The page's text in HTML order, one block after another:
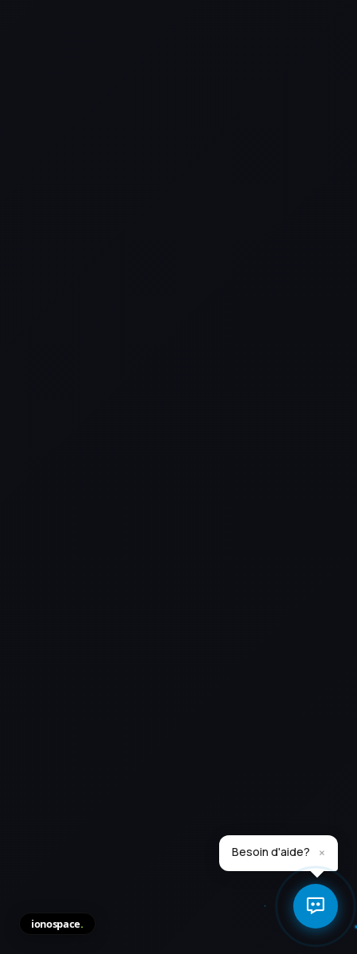
ionospace.
Besoin d'aide? ×